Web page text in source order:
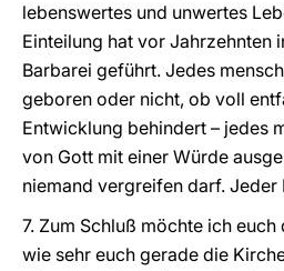
lebenswertes und unwertes
Einteilung hat vor Jahrzehnten
Barbarei geführt. Jedes
geboren oder nicht, ob voll
Entwicklung behindert – jedes
von Gott mit einer Würde
niemand vergreifen darf. Jeder
7. Zum Schluß möchte ich
wie sehr euch gerade die